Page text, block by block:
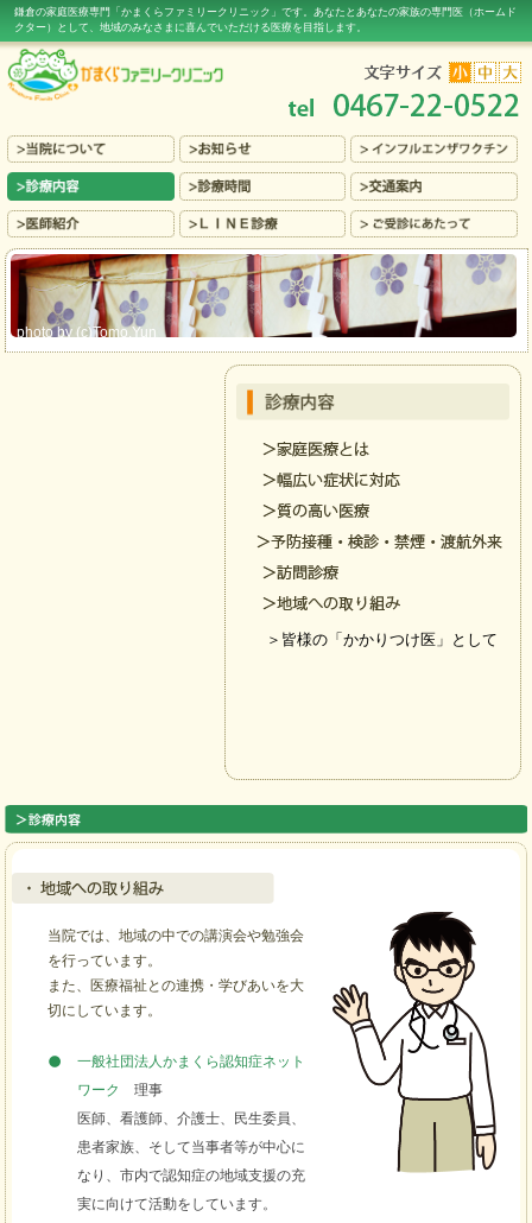
鎌倉の家庭医療専門「かまくらファミリークリニック」です。あなたとあなたの家族の専門医（ホームド
クター） として、地域のみなさまに喜んでいただける医療を目指します。
photo by (c)Tomo.Yun
＞皆様の「かかりつけ医」として
当院では、地域の中での講演会や勉強会
を行っています。
また、医療福祉との連携・学びあいを大
切にしています。
一般社団法人かまくら認知症ネット
ワーク
理事
医師、看護師、介護士、民生委員、
患者家族、そして当事者等が中心に
なり、市内で認知症の地域支援の充
実に向けて活動をしています。